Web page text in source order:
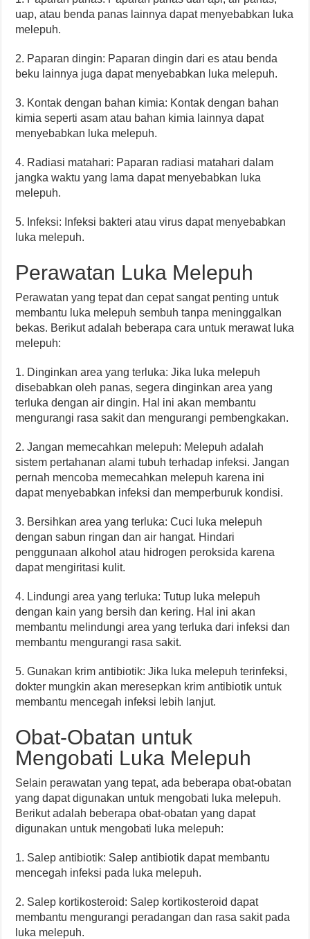
uap, atau benda panas lainnya dapat menyebabkan luka
melepuh.
2. Paparan dingin: Paparan dingin dari es atau benda
beku lainnya juga dapat menyebabkan luka melepuh.
3. Kontak dengan bahan kimia: Kontak dengan bahan
kimia seperti asam atau bahan kimia lainnya dapat
menyebabkan luka melepuh.
4. Radiasi matahari: Paparan radiasi matahari dalam
jangka waktu yang lama dapat menyebabkan luka
melepuh.
5. Infeksi: Infeksi bakteri atau virus dapat menyebabkan
luka melepuh.
Perawatan Luka Melepuh
Perawatan yang tepat dan cepat sangat penting untuk
membantu luka melepuh sembuh tanpa meninggalkan
bekas. Berikut adalah beberapa cara untuk merawat luka
melepuh:
1. Dinginkan area yang terluka: Jika luka melepuh
disebabkan oleh panas, segera dinginkan area yang
terluka dengan air dingin. Hal ini akan membantu
mengurangi rasa sakit dan mengurangi pembengkakan.
2. Jangan memecahkan melepuh: Melepuh adalah
sistem pertahanan alami tubuh terhadap infeksi. Jangan
pernah mencoba memecahkan melepuh karena ini
dapat menyebabkan infeksi dan memperburuk kondisi.
3. Bersihkan area yang terluka: Cuci luka melepuh
dengan sabun ringan dan air hangat. Hindari
penggunaan alkohol atau hidrogen peroksida karena
dapat mengiritasi kulit.
4. Lindungi area yang terluka: Tutup luka melepuh
dengan kain yang bersih dan kering. Hal ini akan
membantu melindungi area yang terluka dari infeksi dan
membantu mengurangi rasa sakit.
5. Gunakan krim antibiotik: Jika luka melepuh terinfeksi,
dokter mungkin akan meresepkan krim antibiotik untuk
membantu mencegah infeksi lebih lanjut.
Obat-Obatan untuk
Mengobati Luka Melepuh
Selain perawatan yang tepat, ada beberapa obat-obatan
yang dapat digunakan untuk mengobati luka melepuh.
Berikut adalah beberapa obat-obatan yang dapat
digunakan untuk mengobati luka melepuh:
1. Salep antibiotik: Salep antibiotik dapat membantu
mencegah infeksi pada luka melepuh.
2. Salep kortikosteroid: Salep kortikosteroid dapat
membantu mengurangi peradangan dan rasa sakit pada
luka melepuh.